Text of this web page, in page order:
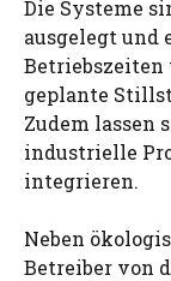
Die Systeme
ausgelegt und
Betriebszeiten
geplante
Zudem lassen
industrielle
integrieren.
Neben
Betreiber von